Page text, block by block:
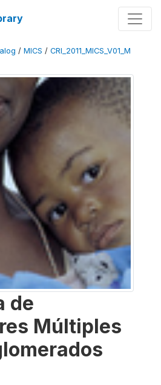
/ MICS / CRI_2011_MICS_V01_M
de
Múltiples